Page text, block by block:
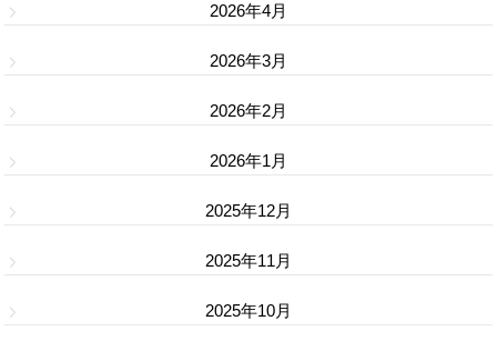
2026年4月
2026年3月
2026年2月
2026年1月
2025年12月
2025年11月
2025年10月